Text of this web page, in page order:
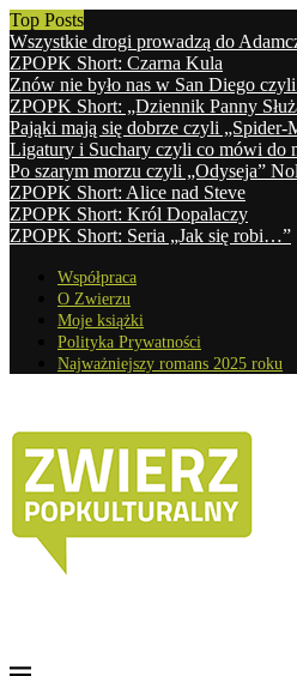
Top Posts
Wszystkie drogi prowadzą do
ZPOPK Short: Czarna Kula
Znów nie było nas w San Diego
ZPOPK Short: „Dziennik Panny
Pająki mają się dobrze czyli „Spider-
Ligatury i Suchary czyli co mówi do
Po szarym morzu czyli „Odyseja”
ZPOPK Short: Alice nad Steve
ZPOPK Short: Król Dopalaczy
ZPOPK Short: Seria „Jak się robi…”
Współpraca
O Zwierzu
Moje książki
Polityka Prywatności
Najważniejszy romans 2025 roku